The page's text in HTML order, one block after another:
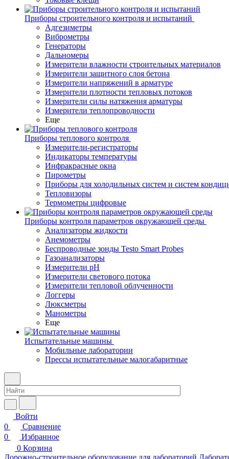
Приборы строительного контроля и испытаний
Адгезиметры
Виброметры
Генераторы
Дальномеры
Измерители влажности строительных материалов
Измерители защитного слоя бетона
Измерители напряжений в арматуре
Измерители плотности тепловых потоков
Измерители силы натяжения арматуры
Измерители теплопроводности
Еще
Приборы теплового контроля
Измерители-регистраторы
Индикаторы температуры
Инфракрасные окна
Пирометры
Приборы для холодильных систем и систем
Тепловизоры
Термометры цифровые
Приборы контроля параметров окружающей среды
Анализаторы жидкости
Анемометры
Беспроводные зонды Testo Smart Probes
Газоанализаторы
Измерители pH
Измерители светового потока
Измерители тепловой облученности
Логгеры
Люксметры
Манометры
Еще
Испытательные машины
Мобильные лаборатории
Прессы испытательные малогабаритные
Войти
0
Сравнение
0
Избранное
0 Корзина
Дорожно-строительное оборудование для лабораторий